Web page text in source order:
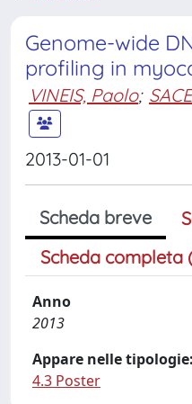
Genome-wide
profiling in
VINEIS, Paolo;
2013-01-01
Scheda breve
Scheda completa
Anno
2013
Appare nelle tipologie:
4.3 Poster